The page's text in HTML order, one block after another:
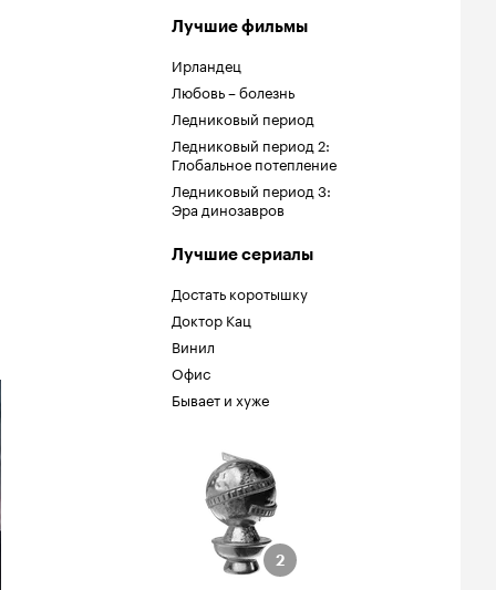
Лучшие фильмы
Ирландец
Любовь – болезнь
Ледниковый период
Ледниковый период 2:
Глобальное потепление
Ледниковый период 3:
Эра динозавров
Лучшие сериалы
Достать коротышку
Доктор Кац
Винил
Офис
Бывает и хуже
2
роль на
или мюзикл)
2